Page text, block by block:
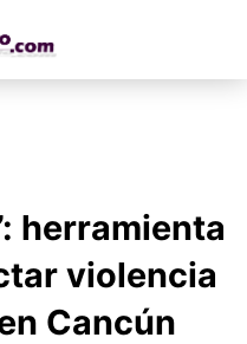
herramienta
violencia
Cancún